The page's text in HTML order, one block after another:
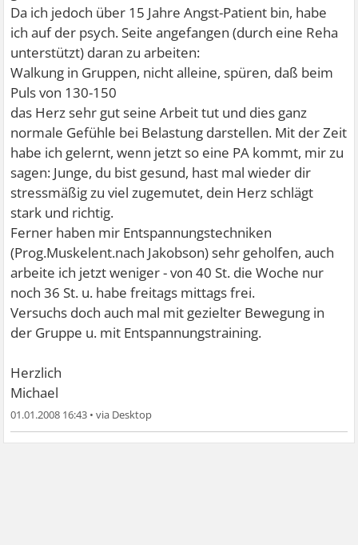
Da ich jedoch über 15 Jahre Angst-Patient bin, habe
ich auf der psych. Seite angefangen (durch eine Reha
unterstützt) daran zu arbeiten:
Walkung in Gruppen, nicht alleine, spüren, daß beim
Puls von 130-150
das Herz sehr gut seine Arbeit tut und dies ganz
normale Gefühle bei Belastung darstellen. Mit der Zeit
habe ich gelernt, wenn jetzt so eine PA kommt, mir zu
sagen: Junge, du bist gesund, hast mal wieder dir
stressmäßig zu viel zugemutet, dein Herz schlägt
stark und richtig.
Ferner haben mir Entspannungstechniken
(Prog.Muskelent.nach Jakobson) sehr geholfen, auch
arbeite ich jetzt weniger - von 40 St. die Woche nur
noch 36 St. u. habe freitags mittags frei.
Versuchs doch auch mal mit gezielter Bewegung in
der Gruppe u. mit Entspannungstraining.
Herzlich
Michael
01.01.2008 16:43 •